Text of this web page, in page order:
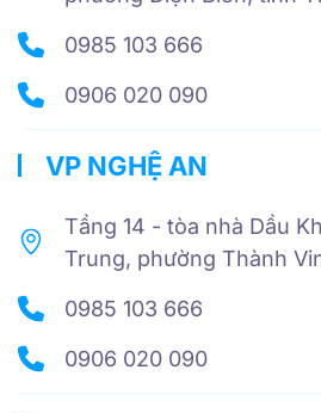
0985 103 666
0906 020 090
VP NGHỆ AN
Tầng 14 - tòa nhà Dầu
Trung, phường Thành
0985 103 666
0906 020 090